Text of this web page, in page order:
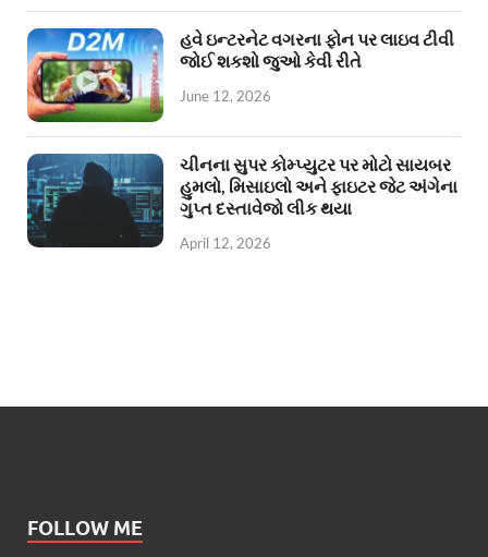
હવે ઇન્ટરનેટ વગરના ફોન પર લાઇવ ટીવી
જોઈ શકશો જુઓ કેવી રીતે
June 12, 2026
ચીનના સુપર કોમ્પ્યુટર પર મોટો સાયબર
હુમલો, મિસાઇલો અને ફાઇટર જેટ અંગેના
ગુપ્ત દસ્તાવેજો લીક થયા
April 12, 2026
FOLLOW ME